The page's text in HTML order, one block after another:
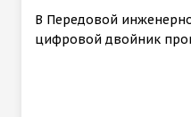
В Передовой
цифровой двойник